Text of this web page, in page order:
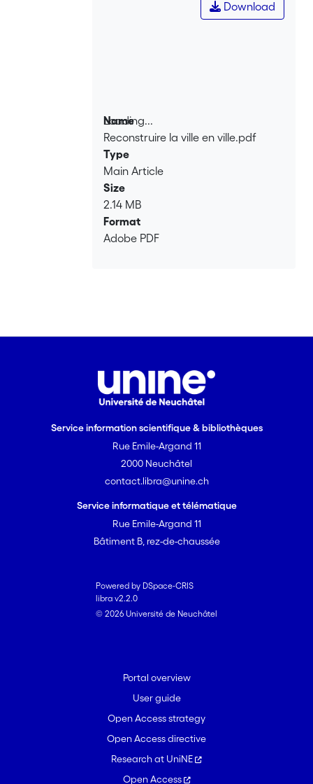
Loading...
Loading...
Download
Name
Reconstruire la ville en ville.pdf
Type
Main Article
Size
2.14 MB
Format
Adobe PDF
Service information scientifique & bibliothèques
Rue Emile-Argand 11
2000 Neuchâtel
contact.libra@unine.ch
Service informatique et télématique
Rue Emile-Argand 11
Bâtiment B, rez-de-chaussée
Powered by DSpace-CRIS
libra v2.2.0
© 2026 Université de Neuchâtel
Portal overview
User guide
Open Access strategy
Open Access directive
Research at UniNE
Open Access